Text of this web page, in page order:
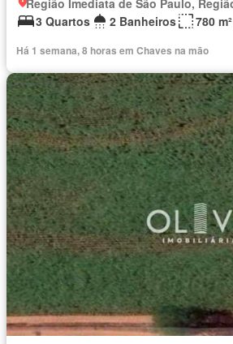
3 Quartos
2 Banheiros 780 m²
Há 1 semana, 8 horas em Chaves na mão